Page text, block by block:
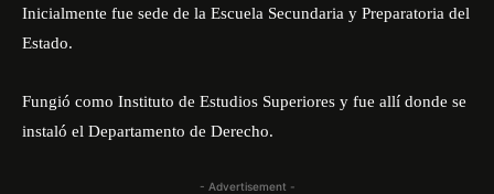
Inicialmente fue sede de la Escuela Secundaria y Preparatoria del
Estado.
Fungió como Instituto de Estudios Superiores y fue allí donde se
instaló el Departamento de Derecho.
- Advertisement -